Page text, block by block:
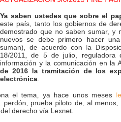
Ya saben ustedes que sobre el
este país, tanto los gobiernos de
demostrado que no saben sumar, y
nuevos se debe primero hacer
suman), de acuerdo con la
18/2011, de 5 de julio,
información y la comunicación en la
de 2016 la tramitación de los
electrónica
el tema, ya hace unos meses
prueba piloto de, al
derecho vía Lexnet.